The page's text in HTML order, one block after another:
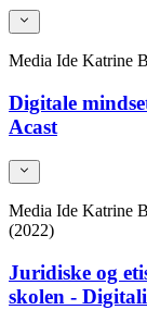
Media Ide Katrine
Digitale
Acast
Media Ide Katrine
(2022)
Juridiske og
skolen -